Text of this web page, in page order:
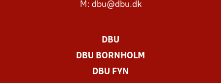
M: dbu@dbu.dk
DBU
DBU BORNHOLM
DBU FYN